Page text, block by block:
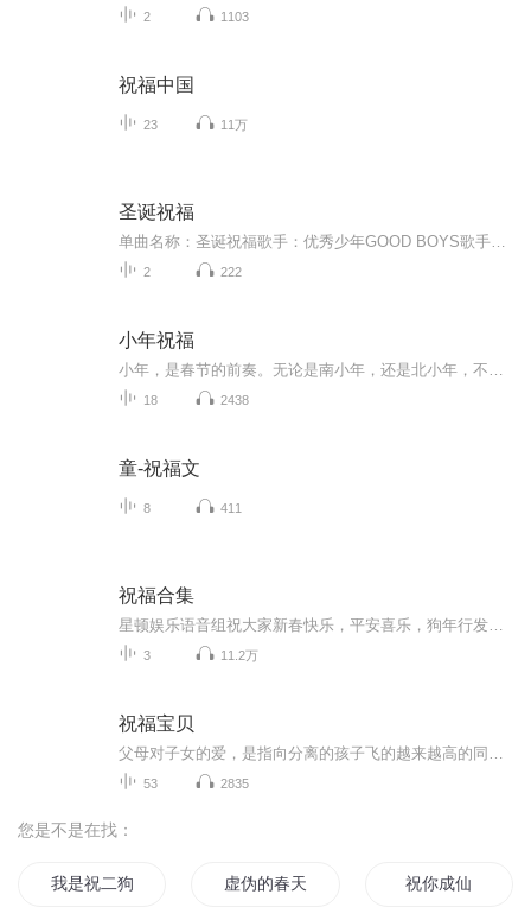
2 1103
祝福中国
23 11万
圣诞祝福
2 222
小年祝福
18 2438
童-祝福文
8 411
祝福合集
3 11.2万
祝福宝贝
53 2835
您是不是在找：
我是祝二狗 虚伪的春天献上祝福 祝你成仙